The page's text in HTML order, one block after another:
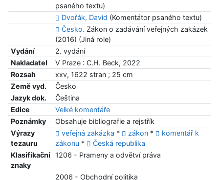
psaného textu)
Dvořák, David (Komentátor psaného textu)
Česko. Zákon o zadávání veřejných zakázek
(2016) (Jiná role)
Vydání
2. vydání
Nakladatel
V Praze : C.H. Beck, 2022
Rozsah
xxv, 1622 stran ; 25 cm
Země vyd.
Česko
Jazyk dok.
Čeština
Edice
Velké komentáře
Poznámky
Obsahuje bibliografie a rejstřík
Výrazy
tezauru
veřejná zakázka * zákon*
komentář k
zákonu*
Česká republika
Klasifikační
znaky
1206 - Prameny a odvětví práva
2006 - Obchodní politika